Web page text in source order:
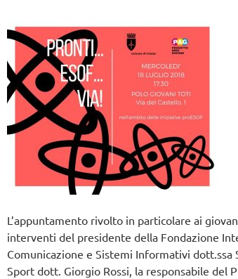
L’appuntamento rivolto in particolare ai
interventi del presidente della Fondazione
Comunicazione e Sistemi Informativi dott.ssa
Sport dott. Giorgio Rossi, la responsabile del